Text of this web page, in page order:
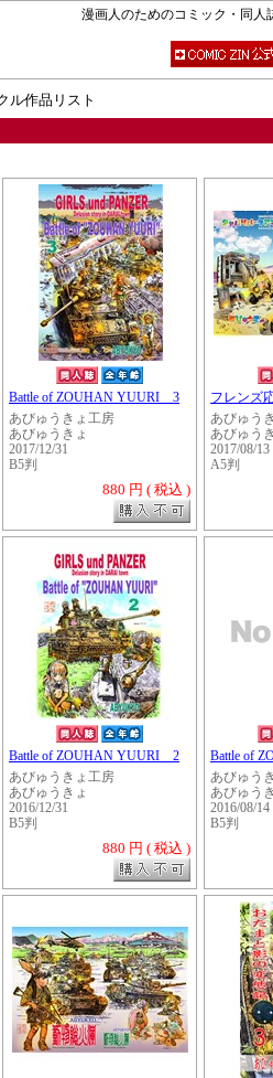
漫画人のためのコミック・同人
ル作品リスト
Battle of ZOUHAN YUURI 3
あびゅうきょ工房
あびゅうきょ
2017/12/31
B5判
880 円 ( 税込 )
フレンズ
あびゅう
あびゅう
2017/08/13
A5判
Battle of ZOUHAN YUURI 2
あびゅうきょ工房
あびゅうきょ
2016/12/31
B5判
880 円 ( 税込 )
Battle of
あびゅう
あびゅう
2016/08/14
B5判